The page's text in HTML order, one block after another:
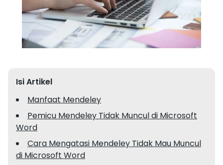
Isi Artikel
Manfaat Mendeley
Pemicu Mendeley Tidak Muncul di Microsoft
Word
Cara Mengatasi Mendeley Tidak Mau Muncul
di Microsoft Word